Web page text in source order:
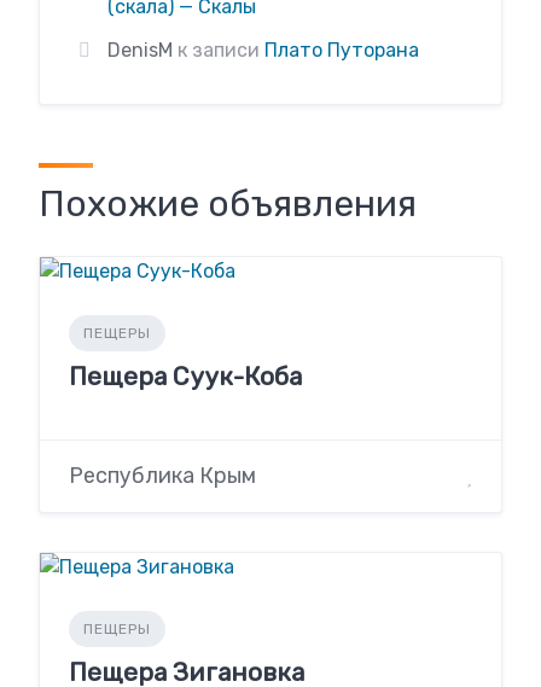
(скала) — Скалы
DenisM к записи Плато Путорана
Похожие объявления
ПЕЩЕРЫ
Пещера Суук-Коба
Республика Крым
ПЕЩЕРЫ
Пещера Зигановка